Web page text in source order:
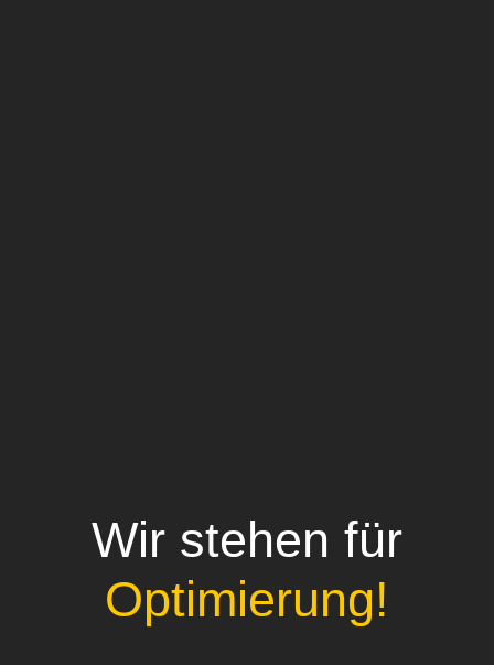
Wir stehen für
Optimierung!